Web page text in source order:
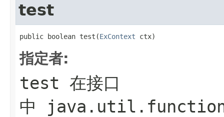
test
public boolean test(ExContext ctx)
指定者:
test 在接口
中